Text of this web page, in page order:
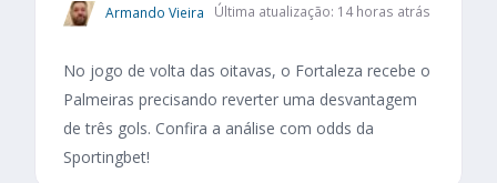
Armando Vieira Última atualização: 14 horas atrás
No jogo de volta das oitavas, o Fortaleza recebe o
Palmeiras precisando reverter uma desvantagem
de três gols. Confira a análise com odds da
Sportingbet!